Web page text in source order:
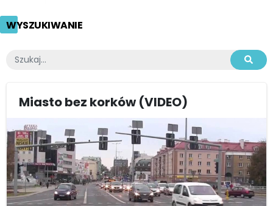
WYSZUKIWANIE
Miasto bez korków (VIDEO)